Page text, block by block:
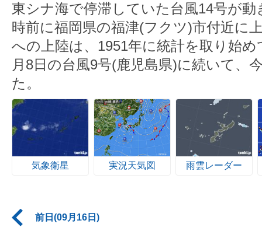
東シナ海で停滞していた台風14号が
時前に福岡県の福津(フクツ)市付近に
への上陸は、1951年に統計を取り始
月8日の台風9号(鹿児島県)に続いて、
た。
気象衛星 実況天気図 雨雲レーダー
前日(09月16日)